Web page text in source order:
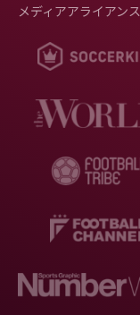
メディアアライアンス